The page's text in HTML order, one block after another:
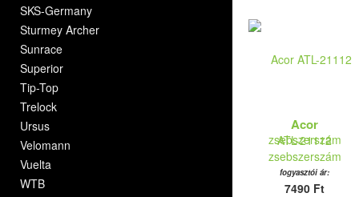
SKS-Germany
Sturmey Archer
Sunrace
Superior
Tip-Top
Trelock
Ursus
Velomann
Vuelta
WTB
Acor
ATL-21112
zsebszerszám
fogyasztói ár:
7490 Ft